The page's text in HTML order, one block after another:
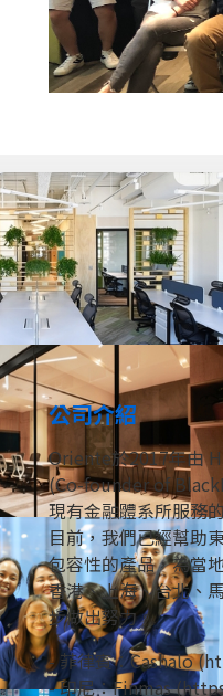
公司介紹
Oriente於2017年由
(Co-founder of
現有金融體系所服務
目前，我們已經幫助
包容性的產品，為當
香港、上海、台北、
步做出努力。
- 菲律賓：Cashalo
- 印尼：Finmas